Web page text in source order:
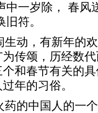
中一岁除， 春风
符。
生动，有新年的
传颂，历经数
和春节有关的
年的习俗。
药的中国人的一